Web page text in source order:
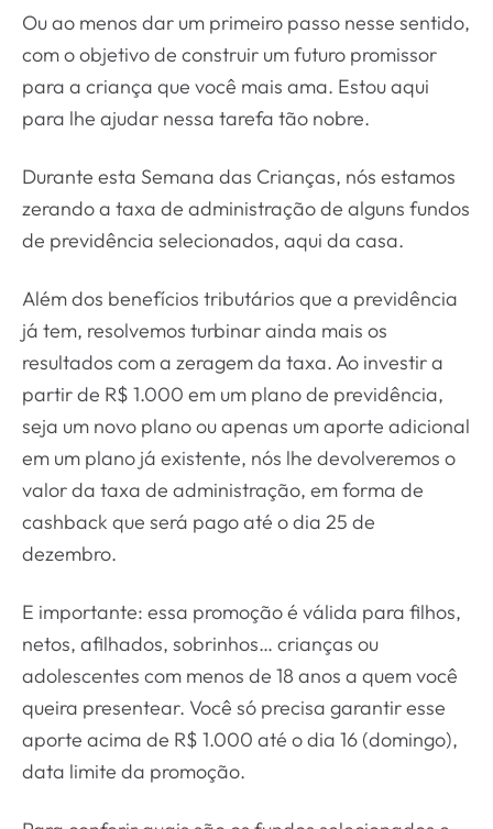
Ou ao menos dar um primeiro passo nesse sentido,
com o objetivo de construir um futuro promissor
para a criança que você mais ama. Estou aqui
para lhe ajudar nessa tarefa tão nobre.
Durante esta Semana das Crianças, nós estamos
zerando a taxa de administração de alguns fundos
de previdência selecionados, aqui da casa.
Além dos benefícios tributários que a previdência
já tem, resolvemos turbinar ainda mais os
resultados com a zeragem da taxa. Ao investir a
partir de R$ 1.000 em um plano de previdência,
seja um novo plano ou apenas um aporte adicional
em um plano já existente, nós lhe devolveremos o
valor da taxa de administração, em forma de
cashback que será pago até o dia 25 de
dezembro.
E importante: essa promoção é válida para filhos,
netos, afilhados, sobrinhos… crianças ou
adolescentes com menos de 18 anos a quem você
queira presentear. Você só precisa garantir esse
aporte acima de R$ 1.000 até o dia 16 (domingo),
data limite da promoção.